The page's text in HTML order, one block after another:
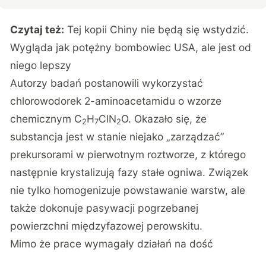
Czytaj też: Tej kopii Chiny nie będą się wstydzić.
Wygląda jak potężny bombowiec USA, ale jest od
niego lepszy
Autorzy badań postanowili wykorzystać
chlorowodorek 2-aminoacetamidu o wzorze
chemicznym C2H7ClN2O. Okazało się, że
substancja jest w stanie niejako „zarządzać”
prekursorami w pierwotnym roztworze, z którego
następnie krystalizują fazy stałe ogniwa. Związek
nie tylko homogenizuje powstawanie warstw, ale
także dokonuje pasywacji pogrzebanej
powierzchni międzyfazowej perowskitu.
Mimo że prace wymagały działań na dość